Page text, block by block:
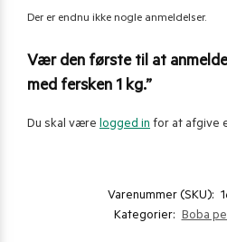
Der er endnu ikke nogle anmeldelser.
Vær den første til at
med fersken 1 kg.”
Du skal være logged in for at afgive
Varenummer (SKU):
Kategorier: Boba